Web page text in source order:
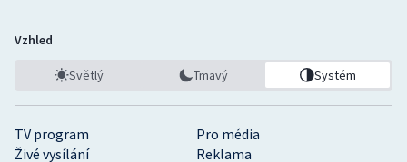
TV program
Pro média
Živé vysílání
Reklama
Vzhled
Světlý Tmavý Systém